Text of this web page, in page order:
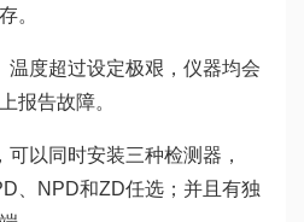
。
温度超过设定极艰，仪器均会
报告故障。
以同时安装三种检测器，
、NPD和ZD任选；并且有独